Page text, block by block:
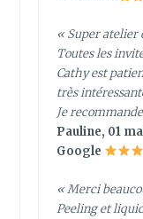
« Super atelier
Toutes les
Cathy est
très
Je
Pauline, 01
Google
« Merci
Peeling et